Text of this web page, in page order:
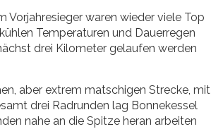
Vorjahresieger waren wieder viele Top
Temperaturen und Dauerregen
drei Kilometer gelaufen werden
aber extrem matschigen Strecke, mit
drei Radrunden lag Bonnekessel
nahe an die Spitze heran arbeiten